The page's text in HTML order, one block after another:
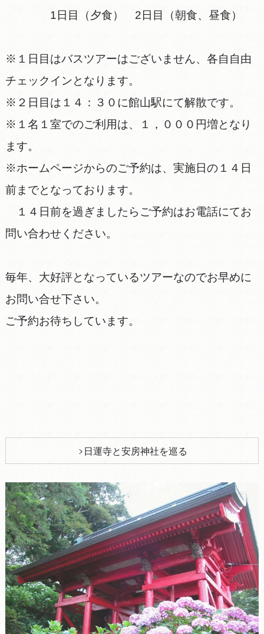
1日目（夕食） 2日目（朝食、昼食）
※１日目はバスツアーはございません、各自自由
チェックインとなります。
※２日目は１４：３０に館山駅にて解散です。
※１名１室でのご利用は、１，０００円増となり
ます。
※ホームページからのご予約は、実施日の１４日
前までとなっております。
１４日前を過ぎましたらご予約はお電話にてお
問い合わせください。
毎年、大好評となっているツアーなのでお早めに
お問い合せ下さい。
ご予約お待ちしています。
日運寺と安房神社を巡る